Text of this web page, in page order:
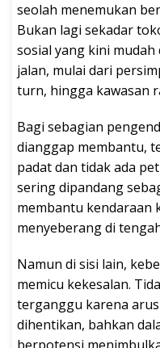
seolah menemukan
Bukan lagi sekadar
sosial yang kini
jalan, mulai dari
turn, hingga kawasan
Bagi sebagian
dianggap membantu,
padat dan tidak ada
sering dipandang
membantu kendaraan
menyeberang di
Namun di sisi lain,
memicu kekesalan.
terganggu karena
dihentikan, bahkan